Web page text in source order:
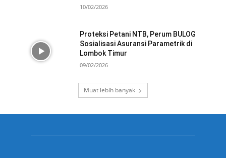
10/02/2026
Proteksi Petani NTB, Perum BULOG
Sosialisasi Asuransi Parametrik di
Lombok Timur
09/02/2026
Muat lebih banyak